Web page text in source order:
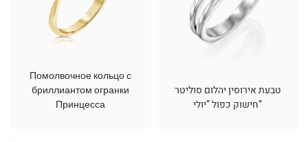
Помолвочное кольцо с
бриллиантом огранки
Принцесса
טבעת אירוסין יהלום סוליטר
חישוק כפול “יולי”